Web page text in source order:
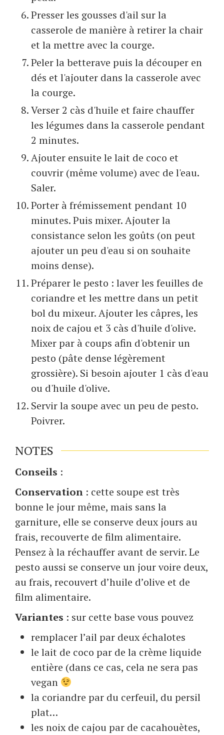
Presser les gousses d'ail sur la
casserole de manière à retirer la chair
et la mettre avec la courge.
Peler la betterave puis la découper en
dés et l'ajouter dans la casserole avec
la courge.
Verser 2 càs d'huile et faire chauffer
les légumes dans la casserole pendant
2 minutes.
Ajouter ensuite le lait de coco et
couvrir (même volume) avec de l'eau.
Saler.
Porter à frémissement pendant 10
minutes. Puis mixer. Ajouter la
consistance selon les goûts (on peut
ajouter un peu d'eau si on souhaite
moins dense).
Préparer le pesto : laver les feuilles de
coriandre et les mettre dans un petit
bol du mixeur. Ajouter les câpres, les
noix de cajou et 3 càs d'huile d'olive.
Mixer par à coups afin d'obtenir un
pesto (pâte dense légèrement
grossière). Si besoin ajouter 1 càs d'eau
ou d'huile d'olive.
Servir la soupe avec un peu de pesto.
Poivrer.
NOTES
Conseils :
Conservation : cette soupe est très
bonne le jour même, mais sans la
garniture, elle se conserve deux jours au
frais, recouverte de film alimentaire.
Pensez à la réchauffer avant de servir. Le
pesto aussi se conserve un jour voire deux,
au frais, recouvert d’huile d’olive et de
film alimentaire.
Variantes : sur cette base vous pouvez
remplacer l’ail par deux échalotes
le lait de coco par de la crème liquide
entière (dans ce cas, cela ne sera pas
vegan
la coriandre par du cerfeuil, du persil
plat…
les noix de cajou par de cacahouètes,